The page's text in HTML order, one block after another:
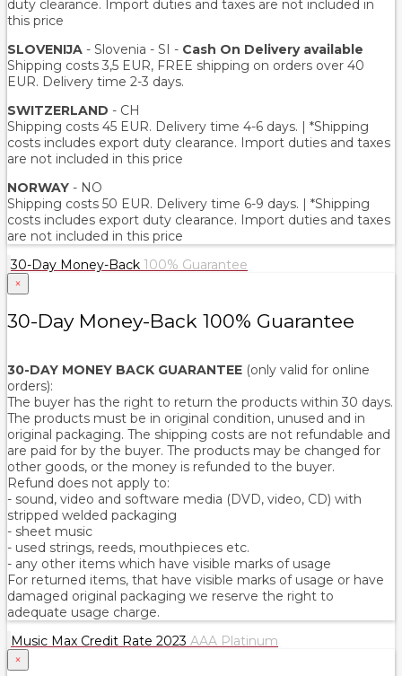
duty clearance. Import duties and taxes are not included in
this price
SLOVENIJA - Slovenia - SI - Cash On Delivery available
Shipping costs 3,5 EUR, FREE shipping on orders over 40
EUR. Delivery time 2-3 days.
SWITZERLAND - CH
Shipping costs 45 EUR. Delivery time 4-6 days. | *Shipping
costs includes export duty clearance. Import duties and taxes
are not included in this price
NORWAY - NO
Shipping costs 50 EUR. Delivery time 6-9 days. | *Shipping
costs includes export duty clearance. Import duties and taxes
are not included in this price
30-Day Money-Back 100% Guarantee
×
30-Day Money-Back 100% Guarantee
30-DAY MONEY BACK GUARANTEE (only valid for online
orders):
The buyer has the right to return the products within 30 days.
The products must be in original condition, unused and in
original packaging. The shipping costs are not refundable and
are paid for by the buyer. The products may be changed for
other goods, or the money is refunded to the buyer.
Refund does not apply to:
- sound, video and software media (DVD, video, CD) with
stripped welded packaging
- sheet music
- used strings, reeds, mouthpieces etc.
- any other items which have visible marks of usage
For returned items, that have visible marks of usage or have
damaged original packaging we reserve the right to
adequate usage charge.
Music Max Credit Rate 2023 AAA Platinum
×